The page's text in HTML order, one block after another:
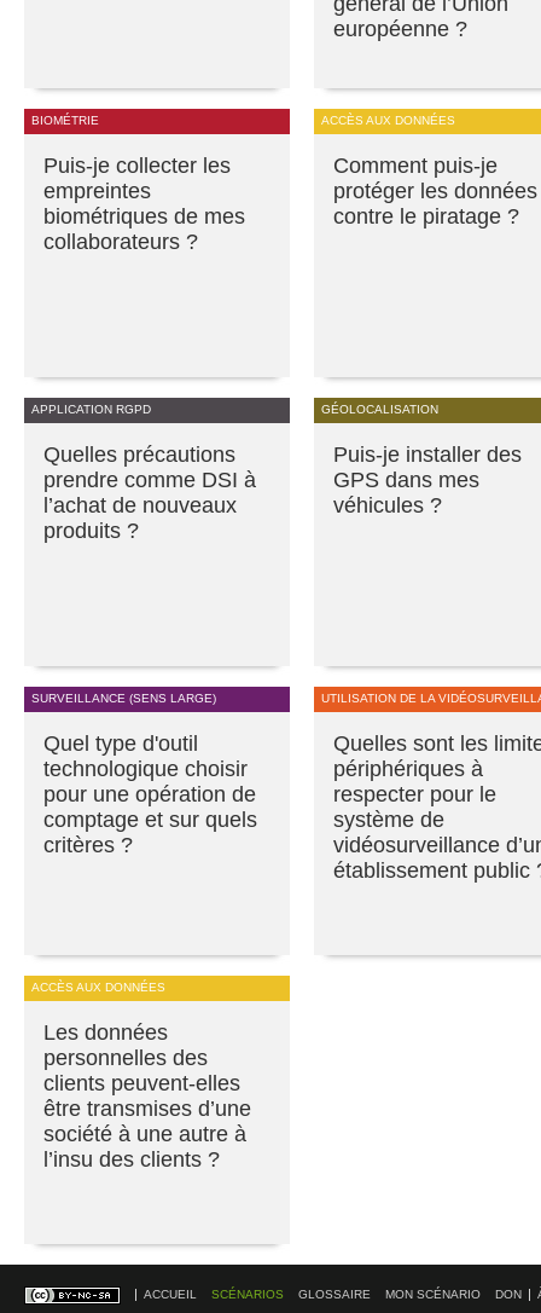
européenne ?
BIOMÉTRIE
Puis-je collecter les
empreintes
biométriques de mes
collaborateurs ?
ACCÈS AUX DONNÉES
Comment puis-je
protéger les données
contre le piratage ?
APPLICATION RGPD
Quelles précautions
prendre comme DSI à
l’achat de nouveaux
produits ?
GÉOLOCALISATION
Puis-je installer des
GPS dans mes
véhicules ?
SURVEILLANCE (SENS LARGE)
Quel type d'outil
technologique choisir
pour une opération de
comptage et sur quels
critères ?
UTILISATION DE LA
Quelles sont les
périphériques à
respecter pour le
système de
vidéosurveillance
établissement public
ACCÈS AUX DONNÉES
Les données
personnelles des
clients peuvent-elles
être transmises d’une
société à une autre à
l’insu des clients ?
ACCUEIL SCÉNARIOS GLOSSAIRE MON SCÉNARIO DON